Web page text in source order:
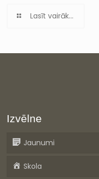
Lasīt vairāk...
Izvēlne
Jaunumi
Skola